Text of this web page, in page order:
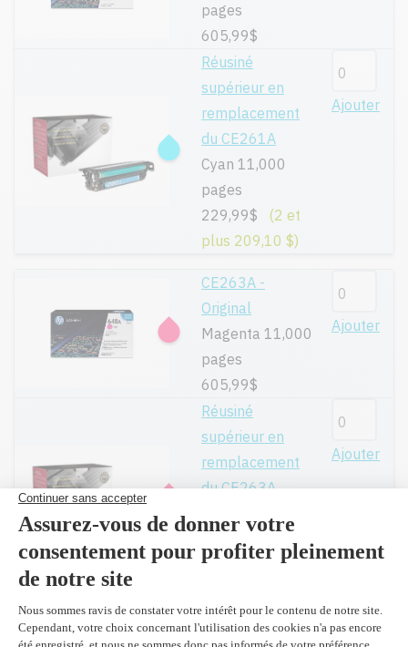
pages
605,99$
Réusiné
supérieur en
remplacement
du CE261A
Cyan 11,000
pages
229,99$
(2 et
plus 209,10 $)
Ajouter
CE263A -
Original
Magenta 11,000
pages
605,99$
Ajouter
Réusiné
supérieur en
remplacement
du CE263A
pages
229,99$ (2 et
Ajouter
CE262A -